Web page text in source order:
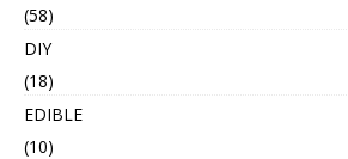
(58)
DIY
(18)
EDIBLE
(10)